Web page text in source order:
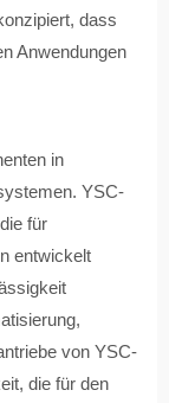
dass
Anwendungen
in
YSC-
für
entwickelt
von YSC-
die für den